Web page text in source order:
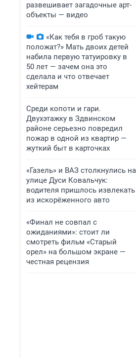
развешивает загадочные арт-
объекты — видео
«Как тебя в гроб такую
положат?» Мать двоих детей
набила первую татуировку в
50 лет — зачем она это
сделала и что отвечает
хейтерам
Среди копоти и гари.
Двухэтажку в Здвинском
районе серьезно повредил
пожар в одной из квартир —
жуткий быт в карточках
«Газель» и ВАЗ столкнулись на
улице Дуси Ковальчук:
водителя пришлось извлекать
из искорёженного авто
«Финал не совпал с
ожиданиями»: стоит ли
смотреть фильм «Старый
орел» на большом экране —
честная рецензия